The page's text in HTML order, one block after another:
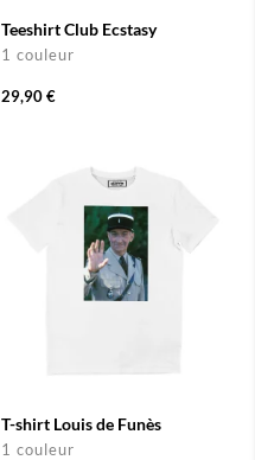
Teeshirt Club Ecstasy
1 couleur
29,90 €
T-shirt Louis de Funès
1 couleur